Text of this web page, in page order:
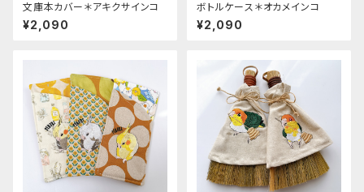
文庫本カバー＊アキクサインコ
¥2,090
ボトルケース＊オカメインコ
¥2,090